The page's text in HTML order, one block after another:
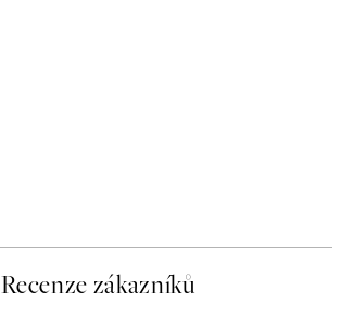
Recenze zákazníků